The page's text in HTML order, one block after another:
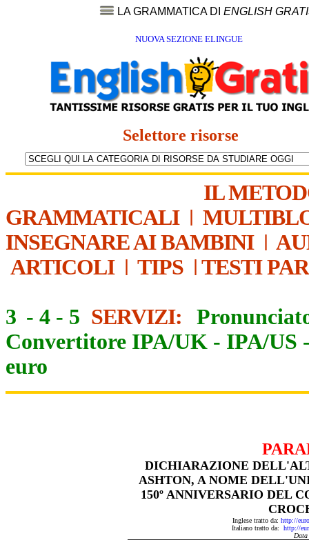
LA GRAMMATICA DI ENGLISH
NUOVA SEZIONE ELINGUE
Selettore risorse
IL
GRAMMATICALI|
INSEGNARE AI BAMBINI|
ARTICOLI| TIPS | TESTI
3 - 4 - 5 SERVIZI:
Convertitore IPA/UK - IPA/US
euro
DICHIARAZIONE
ASHTON, A NOME
150º ANNIVERSARIO DEL
Inglese tratto da: http://
Italiano tratto da: http://
Data